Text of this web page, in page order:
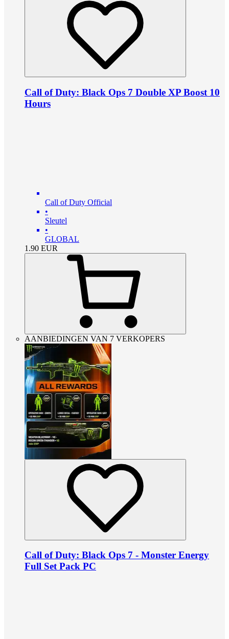
Call of Duty: Black Ops 7 Double XP Boost 10
Hours
Call of Duty Official
•
Sleutel
•
GLOBAL
1.90 EUR
AANBIEDINGEN VAN 7 VERKOPERS
Call of Duty: Black Ops 7 - Monster Energy
Full Set Pack PC